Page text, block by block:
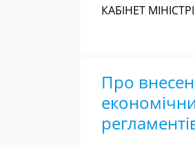
КАБІНЕТ
Про